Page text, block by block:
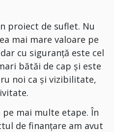
proiect de suflet. Nu
mai mare valoare pe
cu siguranță este cel
bătăi de cap și este
noi ca și vizibilitate,
pe mai multe etape. În
de finanțare am avut